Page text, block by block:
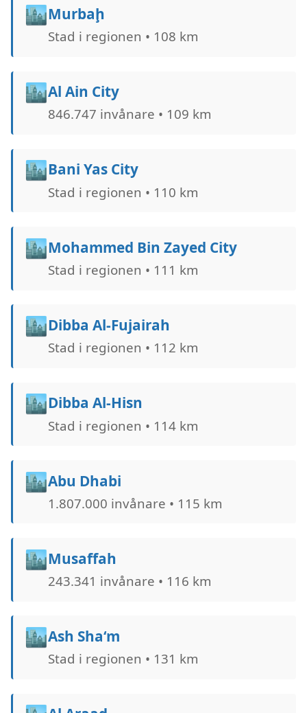
🏙️Murbaḩ
Stad i regionen • 108 km
🏙️Al Ain City
846.747 invånare • 109 km
🏙️Bani Yas City
Stad i regionen • 110 km
🏙️Mohammed Bin Zayed City
Stad i regionen • 111 km
🏙️Dibba Al-Fujairah
Stad i regionen • 112 km
🏙️Dibba Al-Hisn
Stad i regionen • 114 km
🏙️Abu Dhabi
1.807.000 invånare • 115 km
🏙️Musaffah
243.341 invånare • 116 km
🏙️Ash Sha‘m
Stad i regionen • 131 km